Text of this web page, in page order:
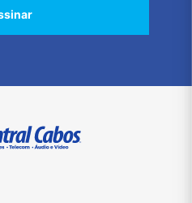
ao longo do tempo.
Velocidade:Suporta
que demandam
dados.
A construção U/UTP com
uma transmissão